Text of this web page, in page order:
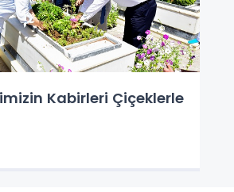
Kabirleri Çiçeklerle